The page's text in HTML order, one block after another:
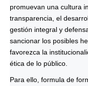
promuevan una cultura
transparencia, el
gestión integral y
sancionar los posibles
favorezca la
ética de lo público.
Para ello, formula de